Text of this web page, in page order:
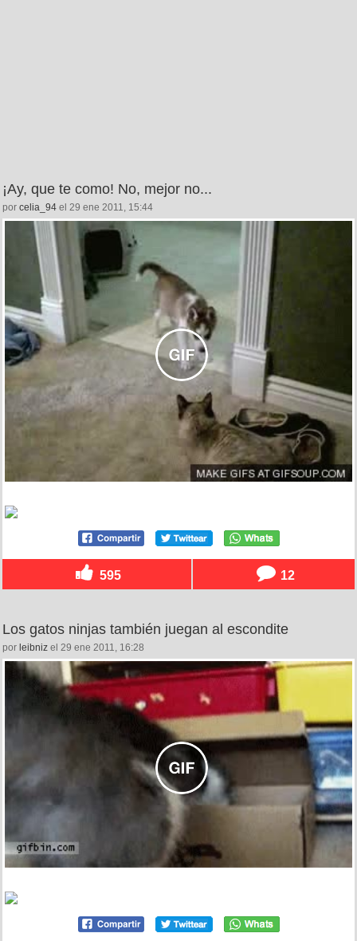
¡Ay, que te como! No, mejor no...
por celia_94 el 29 ene 2011, 15:44
595 12
Los gatos ninjas también juegan al escondite
por leibniz el 29 ene 2011, 16:28